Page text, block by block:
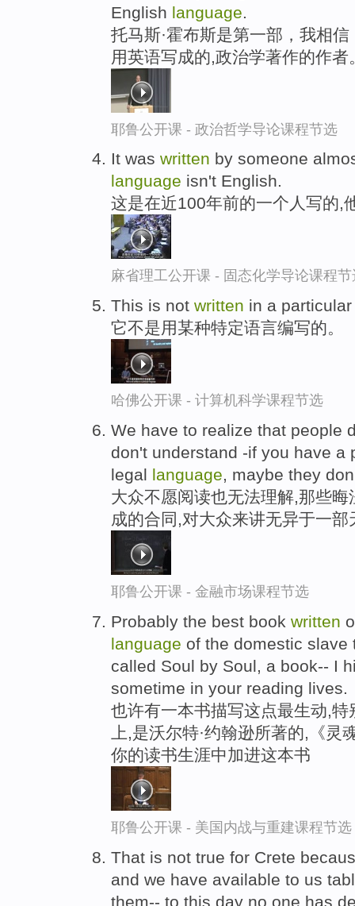
English language
托马斯·霍布斯是第一部，我相
用英语写成的,政治学著作的作者
耶鲁公开课 - 政治哲学导论课程节选
It was written by someone
language isn't English.
这是在近100年前的一个人写的,
麻省理工公开课 - 固态化学导论课程节
This is not written in a
它不是用某种特定语言编写的。
哈佛公开课 - 计算机科学课程节选
We have to realize that people
don't understand -if you have a
legal language, maybe they
大众不愿阅读也无法理解,那些
成的合同,对大众来讲无异于一部
耶鲁公开课 - 金融市场课程节选
Probably the best book written
language of the domestic slave
called Soul by Soul, a book-- I
sometime in your reading lives.
也许有一本书描写这点最生动,
上,是沃尔特·约翰逊所著的,《
你的读书生涯中加进这本书
耶鲁公开课 - 美国内战与重建课程节选
That is not true for Crete
and we have available to us
them-- to this day no one has